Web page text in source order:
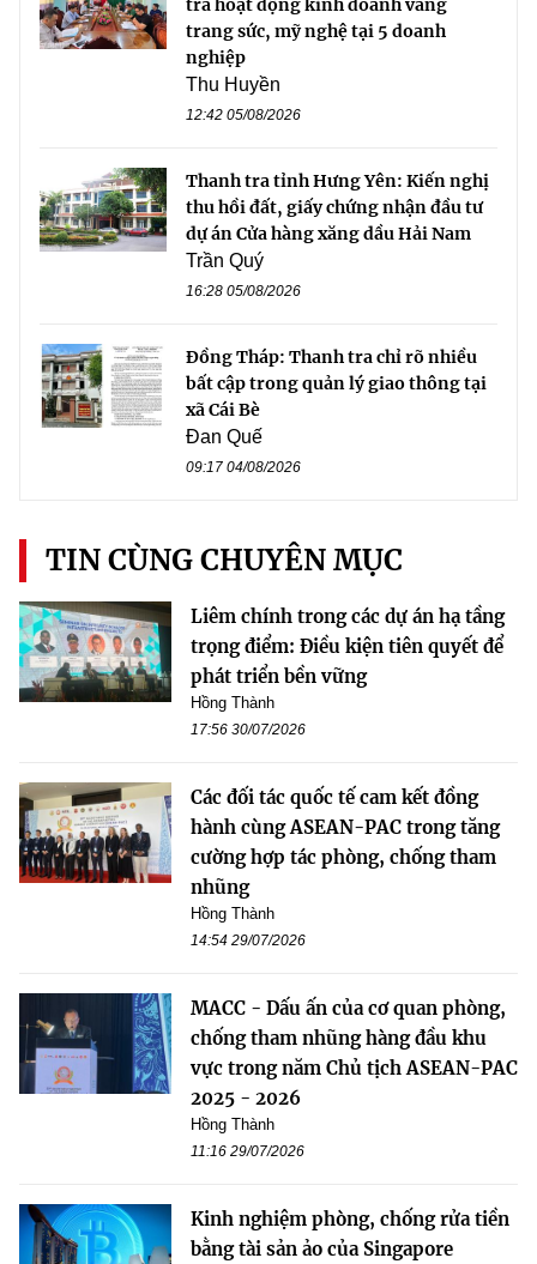
trang sức, mỹ nghệ tại 5 doanh
nghiệp
Thu Huyền
12:42 05/08/2026
Thanh tra tỉnh Hưng Yên: Kiến nghị
thu hồi đất, giấy chứng nhận đầu tư
dự án Cửa hàng xăng dầu Hải Nam
Trần Quý
16:28 05/08/2026
Đồng Tháp: Thanh tra chỉ rõ nhiều
bất cập trong quản lý giao thông tại
xã Cái Bè
Đan Quế
09:17 04/08/2026
TIN CÙNG CHUYÊN MỤC
Liêm chính trong các dự án hạ tầng
trọng điểm: Điều kiện tiên quyết để
phát triển bền vững
Hồng Thành
17:56 30/07/2026
Các đối tác quốc tế cam kết đồng
hành cùng ASEAN-PAC trong tăng
cường hợp tác phòng, chống tham
nhũng
Hồng Thành
14:54 29/07/2026
MACC - Dấu ấn của cơ quan phòng,
chống tham nhũng hàng đầu khu
vực trong năm Chủ tịch ASEAN-PAC
2025 - 2026
Hồng Thành
11:16 29/07/2026
Kinh nghiệm phòng, chống rửa tiền
bằng tài sản ảo của Singapore